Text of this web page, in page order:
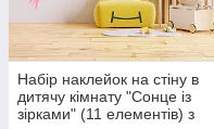
Набір наклейок на стіну в
дитячу кімнату "Сонце із
зірками" (11 елементів) з